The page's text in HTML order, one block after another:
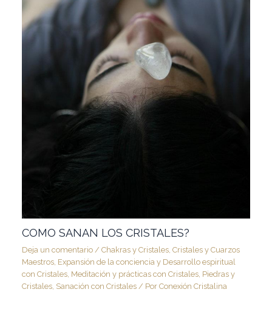
COMO SANAN LOS CRISTALES?
Deja un comentario /Chakras y Cristales ,Cristales y Cuarzos
Maestros Expansión de la conciencia y Desarrollo espiritual
con Cristales Meditación y prácticas con Cristales Piedras y
Cristales Sanación con Cristales / PorConexión Cristalina